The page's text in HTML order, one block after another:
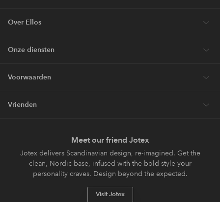
Over Ellos
Onze diensten
Voorwaarden
Vrienden
Meet our friend Jotex
Jotex delivers Scandinavian design, re-imagined. Get the
clean, Nordic base, infused with the bold style your
personality craves. Design beyond the expected.
Visit Jotex